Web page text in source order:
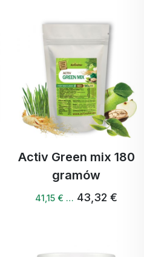
Activ Green mix 180
gramów
41,15 € … 43,32 €